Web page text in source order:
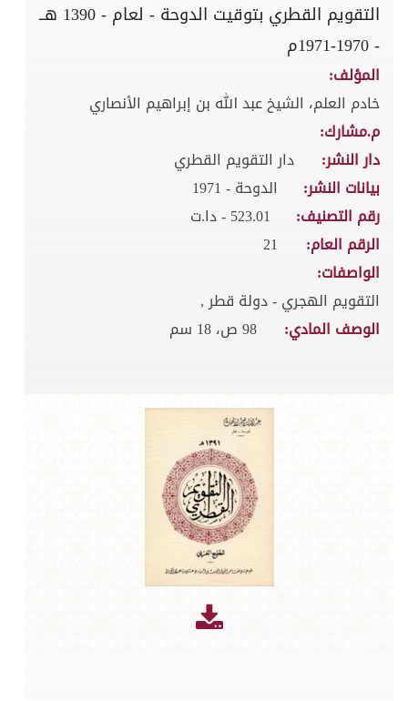
التقويم القطري بتوقيت الدوحة - لعام - 1390 هــ
- 1970-1971م
المؤلف:
خادم العلم، الشيخ عبد الله بن إبراهيم الأنصاري
م.مشارك:
دار النشر:
دار التقويم القطري
بيانات النشر:
الدوحة - 1971
رقم التصنيف:
523.01 - دا.ت
الرقم العام:
21
الواصفات:
التقويم الهجري - دولة قطر ,
الوصف المادي:
98 ص، 18 سم